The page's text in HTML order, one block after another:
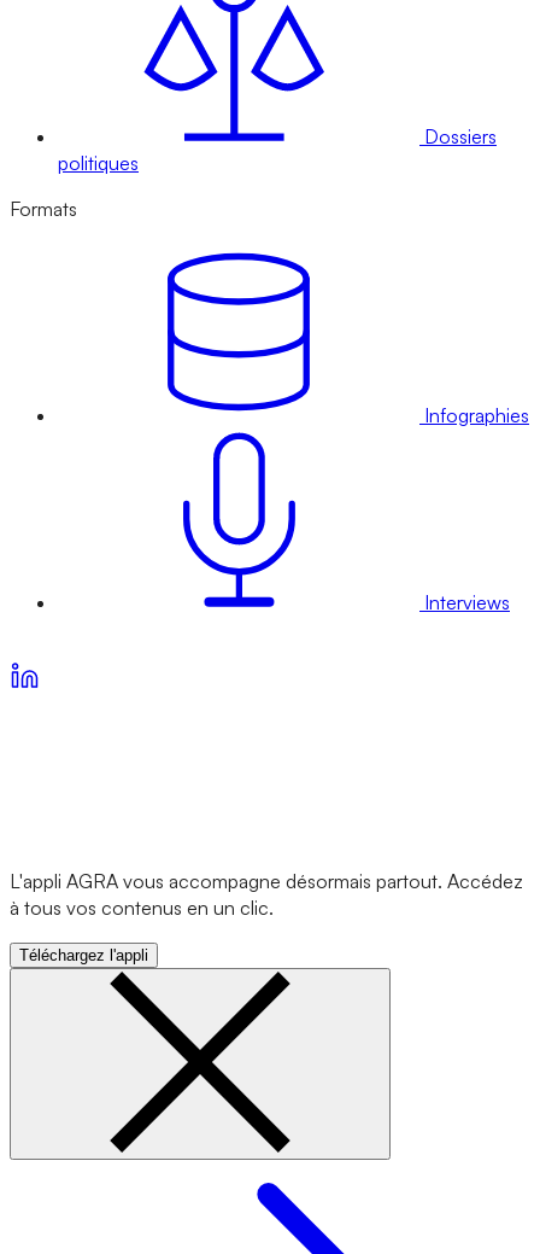
Dossiers
politiques
Formats
Infographies
Interviews
L'appli AGRA vous accompagne désormais partout. Accédez
à tous vos contenus en un clic.
Téléchargez l'appli